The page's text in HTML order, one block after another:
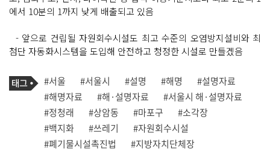
에서 10분의 1까지 낮게 배출되고 있음
- 앞으로 건립될 자원회수시설도 최고 수준의 오염방지설비와 최
첨단 자동화시스템을 도입해 안전하고 청정한 시설로 만들겠음
기
사
관
련
태
그
태
그
#서울 #서울시 #설명 #해명
#설명자료
#해명자료
#해·설명자료
#서울시 해·설명자료
#정청래
#상암동 #마포구
#소각장
#백지화
#쓰레기
#자원회수시설
#폐기물시설촉진법
#지방자치단체장